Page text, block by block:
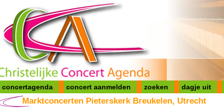
concertagenda concert aanmelden zoeken dagje uit
Marktconcerten Pieterskerk Breukelen, Utrecht